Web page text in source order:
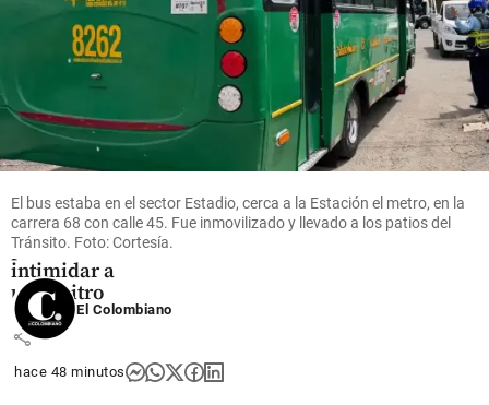
Deportes
Polémica
deporte
argentino:
El rugbista
Tomás
fue
suspendido
por
intimidar a
un árbitro
share
El bus estaba en el sector Estadio, cerca a la Estación el metro, en la
carrera 68 con calle 45. Fue inmovilizado y llevado a los patios del
Tránsito. Foto: Cortesía.
El Colombiano
hace 48 minutos